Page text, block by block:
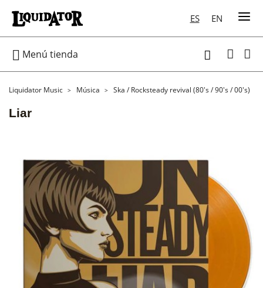
ES EN
 Menú tienda 
Liquidator Music Música Ska / Rocksteady revival (80's / 90's / 00's)
Liar